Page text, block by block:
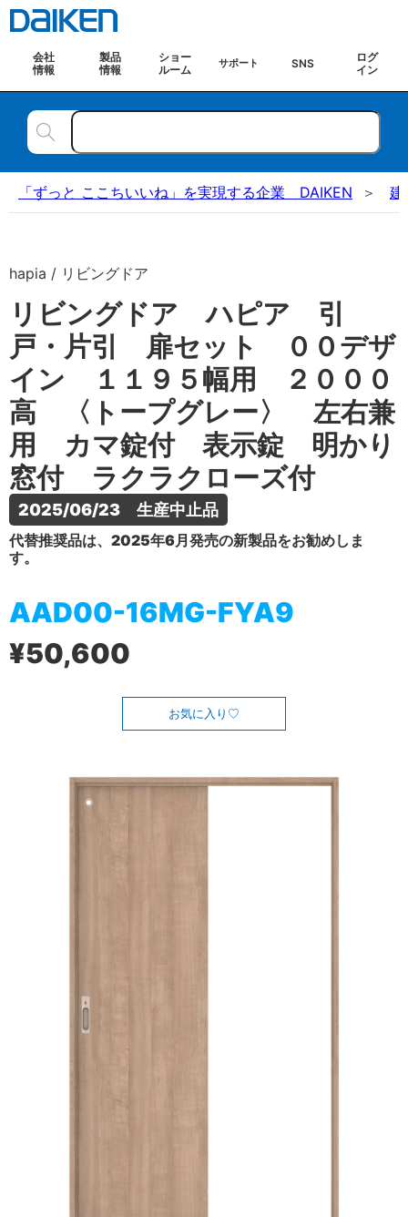
会社
情報
製品
情報
ショー
ルーム
サポート SNS
ログ
イン
「ずっと ここちいいね」を実現する企業 DAIKEN 建
hapia / リビングドア
リビングドア ハピア 引
戸・片引 扉セット ００デザ
イン １１９５幅用 ２０００
高 〈トープグレー〉 左右兼
用 カマ錠付 表示錠 明かり
窓付 ラクラクローズ付
2025/06/23　生産中止品
代替推奨品は、2025年6月発売の新製品をお勧めしま
す。
AAD00-16MG-FYA9
¥50,600
お気に入り